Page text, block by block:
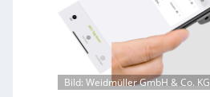
t
i
o
n
Bild: Weidmüller GmbH & Co. KG